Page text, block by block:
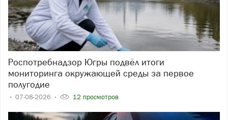
Роспотребнадзор Югры подвёл итоги
мониторинга окружающей среды за первое
полугодие
07-08-2026 12 просмотров